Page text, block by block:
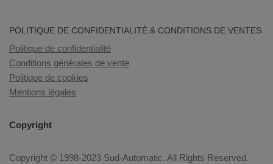
POLITIQUE DE CONFIDENTIALITÉ & CONDITIONS DE VENTES
Politique de confidentialité
Conditions générales de vente
Politique de cookies
Mentions légales
Copyright
Copyright © 1998-2023 Sud-Automatic. All Rights Reserved.